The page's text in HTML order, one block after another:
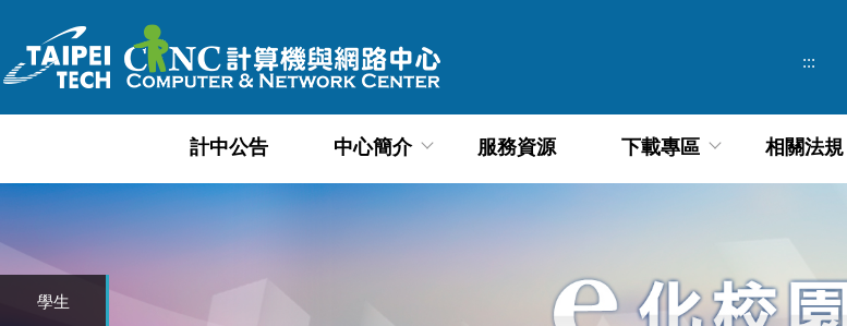
到
主
:::
計中公告 中心簡介 服務資源 下載專區 相關法規
學生